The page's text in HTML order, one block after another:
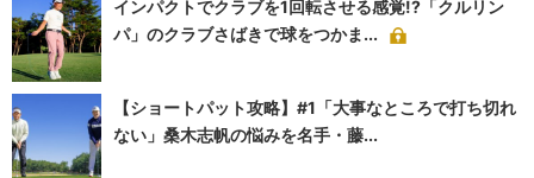
インパクトでクラブを1回転させる感覚!?「クルリン
パ」のクラブさばきで球をつかま...
【ショートパット攻略】#1「大事なところで打ち切れ
ない」桑木志帆の悩みを名手・藤...